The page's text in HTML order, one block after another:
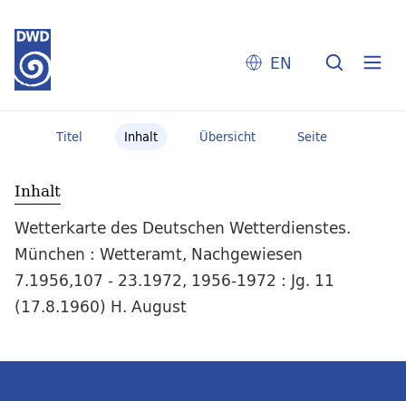
EN
Titel Inhalt Übersicht Seite
Inhalt
Wetterkarte des Deutschen Wetterdienstes.
München : Wetteramt, Nachgewiesen
7.1956,107 - 23.1972, 1956-1972 : Jg. 11
(17.8.1960) H. August